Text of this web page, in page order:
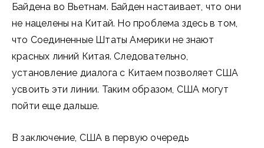
Байдена во Вьетнам. Байден настаивает, что они
не нацелены на Китай. Но проблема здесь в том,
что Соединенные Штаты Америки не знают
красных линий Китая. Следовательно,
установление диалога с Китаем позволяет США
усвоить эти линии. Таким образом, США могут
пойти еще дальше.
В заключение, США в первую очередь